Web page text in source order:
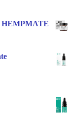
HEMPMATE